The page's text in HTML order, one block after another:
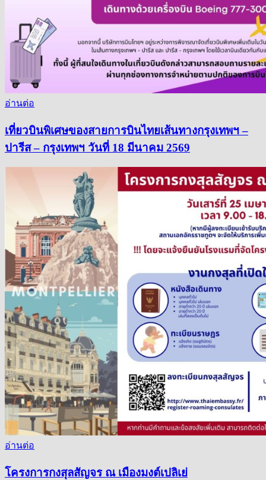
อ่านต่อ
เที่ยวบินพิเศษของสายการบินไทยเส้นทางกรุงเทพฯ –
ปารีส – กรุงเทพฯ วันที่ 18 มีนาคม 2569
อ่านต่อ
โครงการกงสุลสัญจร ณ เมืองมงต์เปลิเย่